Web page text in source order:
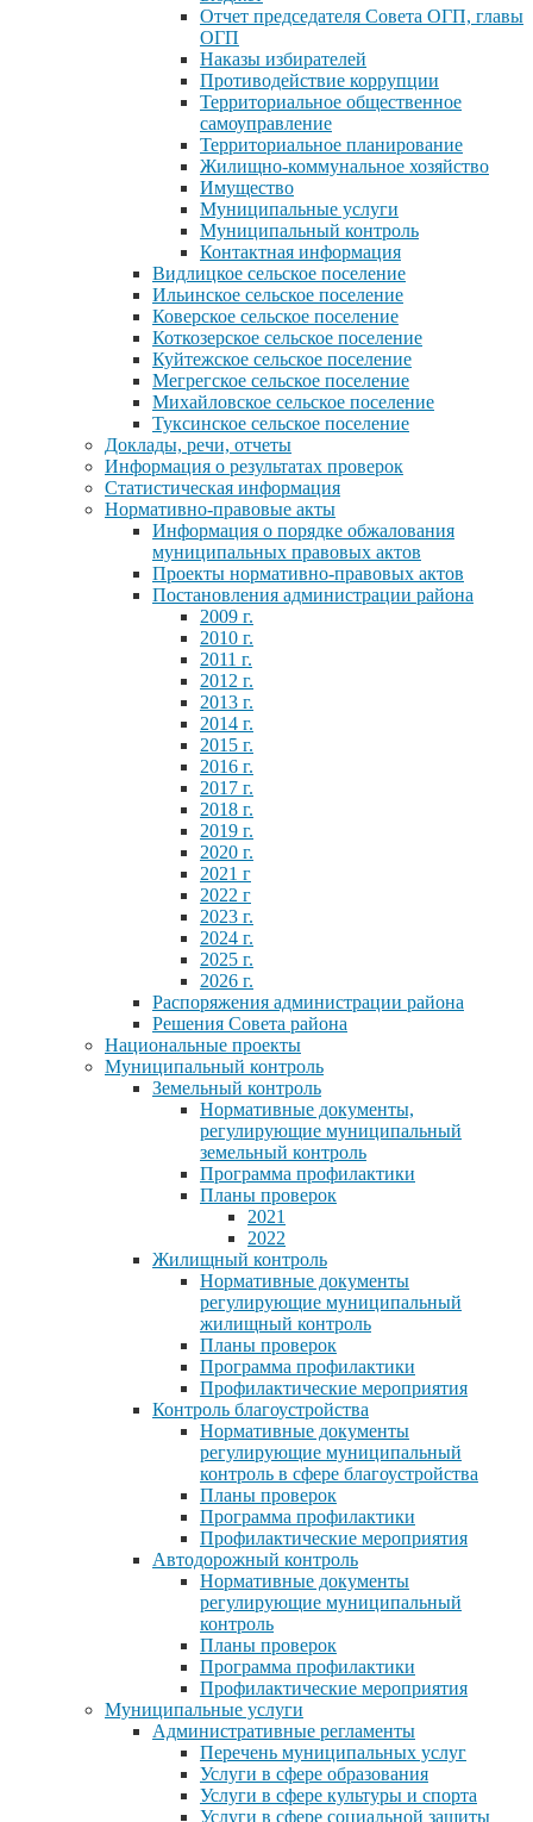
Отчет председателя Совета ОГП, главы
ОГП
Наказы избирателей
Противодействие коррупции
Территориальное общественное
самоуправление
Территориальное планирование
Жилищно-коммунальное хозяйство
Имущество
Муниципальные услуги
Муниципальный контроль
Контактная информация
Видлицкое сельское поселение
Ильинское сельское поселение
Коверское сельское поселение
Коткозерское сельское поселение
Куйтежское сельское поселение
Мегрегское сельское поселение
Михайловское сельское поселение
Туксинское сельское поселение
Доклады, речи, отчеты
Информация о результатах проверок
Статистическая информация
Нормативно-правовые акты
Информация о порядке обжалования
муниципальных правовых актов
Проекты нормативно-правовых актов
Постановления администрации района
2009 г.
2010 г.
2011 г.
2012 г.
2013 г.
2014 г.
2015 г.
2016 г.
2017 г.
2018 г.
2019 г.
2020 г.
2021 г
2022 г
2023 г.
2024 г.
2025 г.
2026 г.
Распоряжения администрации района
Решения Совета района
Национальные проекты
Муниципальный контроль
Земельный контроль
Нормативные документы,
регулирующие муниципальный
земельный контроль
Программа профилактики
Планы проверок
2021
2022
Жилищный контроль
Нормативные документы
регулирующие муниципальный
жилищный контроль
Планы проверок
Программа профилактики
Профилактические мероприятия
Контроль благоустройства
Нормативные документы
регулирующие муниципальный
контроль в сфере благоустройства
Планы проверок
Программа профилактики
Профилактические мероприятия
Автодорожный контроль
Нормативные документы
регулирующие муниципальный
контроль
Планы проверок
Программа профилактики
Профилактические мероприятия
Муниципальные услуги
Административные регламенты
Перечень муниципальных услуг
Услуги в сфере образования
Услуги в сфере культуры и спорта
Услуги в сфере социальной защиты